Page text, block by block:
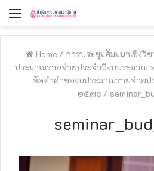
Menu
Home / การประชุมสัมมนาเชิงวิ
ประมาณรายจ่ายประจำปีงบประมาณ
จัดทำคำของบประมาณรายจ่าย
๒๕๗๐ /